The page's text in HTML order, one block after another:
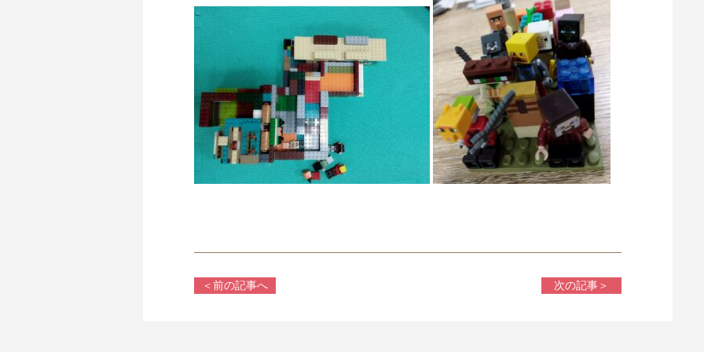
＜前の記事へ 次の記事＞